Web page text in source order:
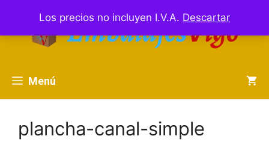
Los precios no incluyen I.V.A. Descartar
contenido
Menú
plancha-canal-simple